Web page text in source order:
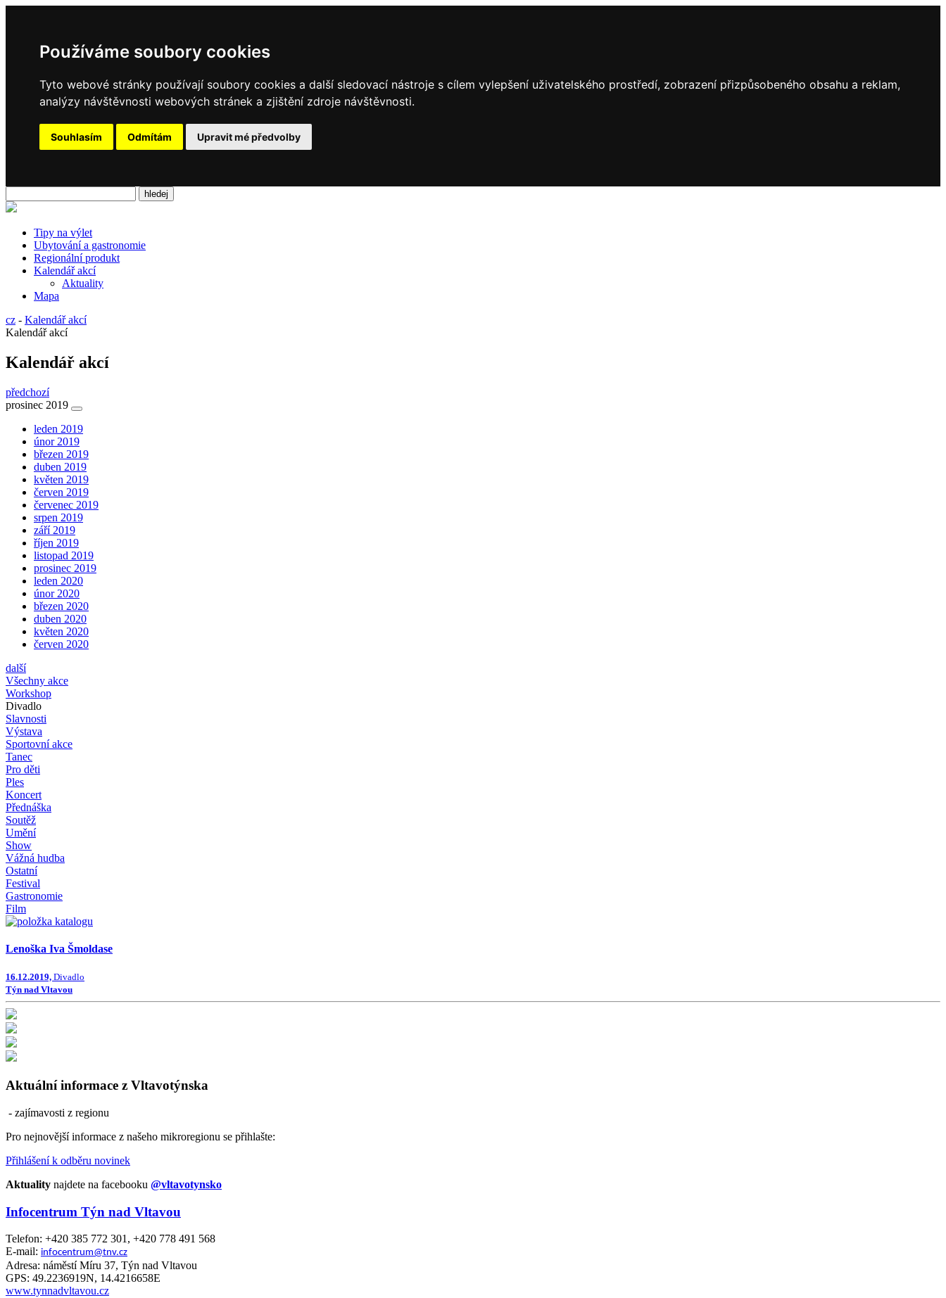
Používáme soubory cookies
Tyto webové stránky používají soubory cookies a další sledovací nástroje s cílem vylepšení uživatelského prostředí, zobrazení přizpůsobeného obsahu a reklam,
analýzy návštěvnosti webových stránek a zjištění zdroje návštěvnosti.
Souhlasím Odmítám Upravit mé předvolby
Tipy na výlet
Ubytování a gastronomie
Regionální produkt
Kalendář akcí
Aktuality
Mapa
cz - Kalendář akcí
Kalendář akcí
Kalendář akcí
předchozí
prosinec 2019
leden 2019
únor 2019
březen 2019
duben 2019
květen 2019
červen 2019
červenec 2019
srpen 2019
září 2019
říjen 2019
listopad 2019
prosinec 2019
leden 2020
únor 2020
březen 2020
duben 2020
květen 2020
červen 2020
další
Všechny akce
Workshop
Divadlo
Slavnosti
Výstava
Sportovní akce
Tanec
Pro děti
Ples
Koncert
Přednáška
Soutěž
Umění
Show
Vážná hudba
Ostatní
Festival
Gastronomie
Film
Lenoška Iva Šmoldase
16.12.2019, Divadlo
Týn nad Vltavou
Aktuální informace z Vltavotýnska
- zajímavosti z regionu
Pro nejnovější informace z našeho mikroregionu se přihlašte:
Přihlášení k odběru novinek
Aktuality najdete na facebooku @vltavotynsko
Infocentrum Týn nad Vltavou
Telefon: +420 385 772 301, +420 778 491 568
E-mail: infocentrum@tnv.cz
Adresa: náměstí Míru 37, Týn nad Vltavou
GPS: 49.2236919N, 14.4216658E
www.tynnadvltavou.cz